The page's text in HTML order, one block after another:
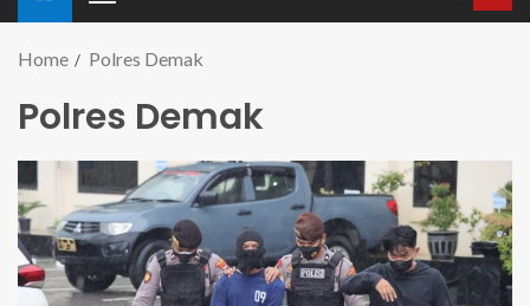
Home Polres Demak
Polres Demak